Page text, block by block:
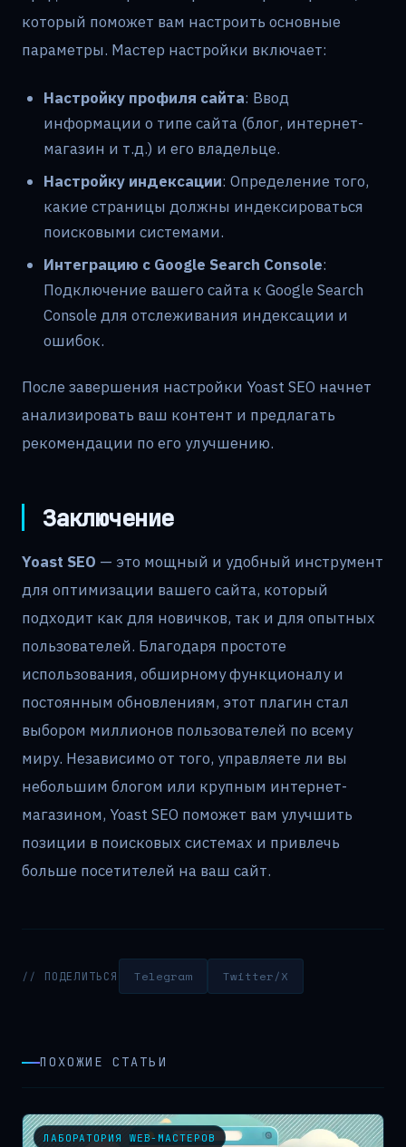
который поможет вам настроить основные
параметры. Мастер настройки включает:
Настройку профиля сайта: Ввод
информации о типе сайта (блог, интернет-
магазин и т.д.) и его владельце.
Настройку индексации: Определение того,
какие страницы должны индексироваться
поисковыми системами.
Интеграцию с Google Search Console:
Подключение вашего сайта к Google Search
Console для отслеживания индексации и
ошибок.
После завершения настройки Yoast SEO начнет
анализировать ваш контент и предлагать
рекомендации по его улучшению.
Заключение
Yoast SEO — это мощный и удобный инструмент
для оптимизации вашего сайта, который
подходит как для новичков, так и для опытных
пользователей. Благодаря простоте
использования, обширному функционалу и
постоянным обновлениям, этот плагин стал
выбором миллионов пользователей по всему
миру. Независимо от того, управляете ли вы
небольшим блогом или крупным интернет-
магазином, Yoast SEO поможет вам улучшить
позиции в поисковых системах и привлечь
больше посетителей на ваш сайт.
// ПОДЕЛИТЬСЯ Telegram Twitter/X
ПОХОЖИЕ СТАТЬИ
ЛАБОРАТОРИЯ WEB-МАСТЕРОВ